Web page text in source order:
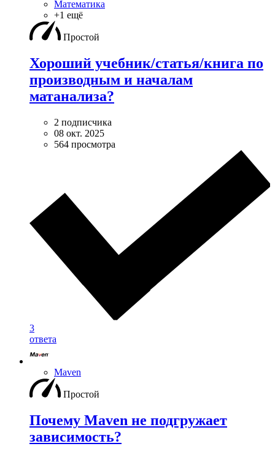
Математика
+1 ещё
Простой
Хороший учебник/статья/книга по
производным и началам
матанализа?
2 подписчика
08 окт. 2025
564 просмотра
3
ответа
Maven
Простой
Почему Maven не подгружает
зависимость?